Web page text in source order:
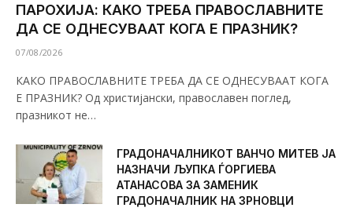
ПАРОХИЈА: КАКО ТРЕБА ПРАВОСЛАВНИТЕ
ДА СЕ ОДНЕСУВААТ КОГА Е ПРАЗНИК?
07/08/2026
КАКО ПРАВОСЛАВНИТЕ ТРЕБА ДА СЕ ОДНЕСУВААТ КОГА
Е ПРАЗНИК? Од христијански, православен поглед,
празникот не…
ГРАДОНАЧАЛНИКОТ ВАНЧО МИТЕВ ЈА
НАЗНАЧИ ЉУПКА ЃОРГИЕВА
АТАНАСОВА ЗА ЗАМЕНИК
ГРАДОНАЧАЛНИК НА ЗРНОВЦИ